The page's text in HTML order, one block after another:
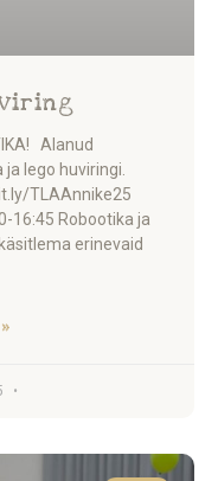
Alanud
lego huviringi.
TLAAnnike25
16:45 Robootika ja
erinevaid